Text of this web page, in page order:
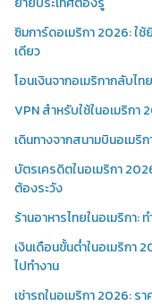
ซิมการ์ดอเมริกา 2026: ใ
เดียว
โอนเงินจากอเมริกากลับไ
VPN สำหรับใช้ในอเมริก
เดินทางจากสนามบินอเมริก
บัตรเครดิตในอเมริกา
ต้องระวัง
ร้านอาหารไทยในอเมริกา:
เงินเดือนขั้นต่ำในอเมริกา
ไปทำงาน
เช่ารถในอเมริกา 2026: